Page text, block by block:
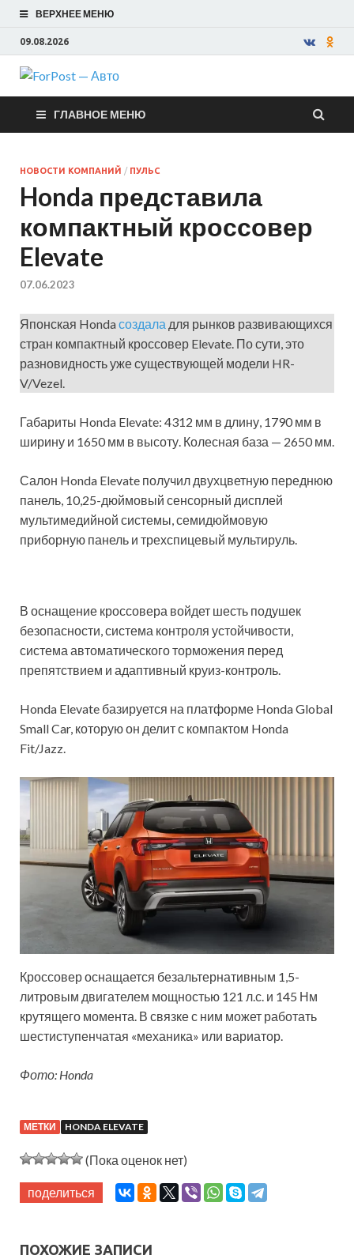
ВЕРХНЕЕ МЕНЮ
09.08.2026
ForPost —
Авто
ГЛАВНОЕ МЕНЮ
НОВОСТИ КОМПАНИЙ / ПУЛЬС
Honda представила
компактный кроссовер
Elevate
07.06.2023
Японская Honda создала для рынков развивающихся
стран компактный кроссовер Elevate. По сути, это
разновидность уже существующей модели HR-
V/Vezel.
Габариты Honda Elevate: 4312 мм в длину, 1790 мм в
ширину и 1650 мм в высоту. Колесная база — 2650 мм.
Салон Honda Elevate получил двухцветную переднюю
панель, 10,25-дюймовый сенсорный дисплей
мультимедийной системы, семидюймовую
приборную панель и трехспицевый мультируль.
В оснащение кроссовера войдет шесть подушек
безопасности, система контроля устойчивости,
система автоматического торможения перед
препятствием и адаптивный круиз-контроль.
Honda Elevate базируется на платформе Honda Global
Small Car, которую он делит с компактом Honda
Fit/Jazz.
Кроссовер оснащается безальтернативным 1,5-
литровым двигателем мощностью 121 л.с. и 145 Нм
крутящего момента. В связке с ним может работать
шестиступенчатая «механика» или вариатор.
Фото: Honda
МЕТКИ HONDA ELEVATE
(Пока оценок нет)
поделиться
ПОХОЖИЕ ЗАПИСИ